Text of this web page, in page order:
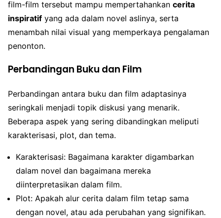
film-film tersebut mampu mempertahankan cerita
inspiratif yang ada dalam novel aslinya, serta
menambah nilai visual yang memperkaya pengalaman
penonton.
Perbandingan Buku dan Film
Perbandingan antara buku dan film adaptasinya
seringkali menjadi topik diskusi yang menarik.
Beberapa aspek yang sering dibandingkan meliputi
karakterisasi, plot, dan tema.
Karakterisasi: Bagaimana karakter digambarkan
dalam novel dan bagaimana mereka
diinterpretasikan dalam film.
Plot: Apakah alur cerita dalam film tetap sama
dengan novel, atau ada perubahan yang signifikan.